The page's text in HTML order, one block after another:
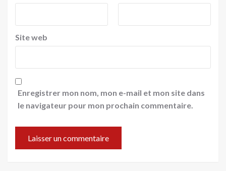
Site web
Enregistrer mon nom, mon e-mail et mon site dans
le navigateur pour mon prochain commentaire.